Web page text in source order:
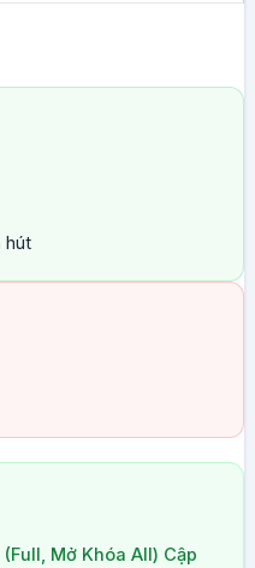
hút
Mở Khóa All) Cập